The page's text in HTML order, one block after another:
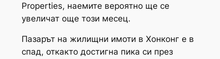
Properties, наемите вероятно ще се
увеличат още този месец.
Пазарът на жилищни имоти в Хонконг е в
спад, откакто достигна пика си през